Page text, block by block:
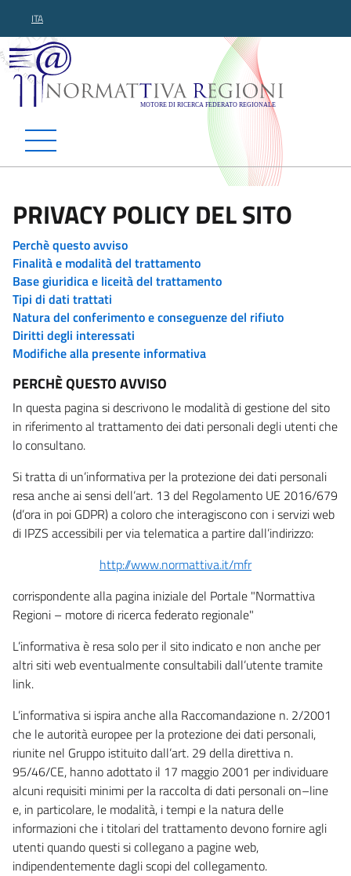
ITA
Normattiva Regioni -
PRIVACY POLICY DEL SITO
Perchè questo avviso
Finalità e modalità del trattamento
Base giuridica e liceità del trattamento
Tipi di dati trattati
Natura del conferimento e conseguenze del rifiuto
Diritti degli interessati
Modifiche alla presente informativa
PERCHÈ QUESTO AVVISO
In questa pagina si descrivono le modalità di gestione del sito
in riferimento al trattamento dei dati personali degli utenti che
lo consultano.
Si tratta di un’informativa per la protezione dei dati personali
resa anche ai sensi dell’art. 13 del Regolamento UE 2016/679
(d’ora in poi GDPR) a coloro che interagiscono con i servizi web
di IPZS accessibili per via telematica a partire dall’indirizzo:
http://www.normattiva.it/mfr
corrispondente alla pagina iniziale del Portale "Normattiva
Regioni – motore di ricerca federato regionale"
L’informativa è resa solo per il sito indicato e non anche per
altri siti web eventualmente consultabili dall’utente tramite
link.
L’informativa si ispira anche alla Raccomandazione n. 2/2001
che le autorità europee per la protezione dei dati personali,
riunite nel Gruppo istituito dall’art. 29 della direttiva n.
95/46/CE, hanno adottato il 17 maggio 2001 per individuare
alcuni requisiti minimi per la raccolta di dati personali on–line
e, in particolare, le modalità, i tempi e la natura delle
informazioni che i titolari del trattamento devono fornire agli
utenti quando questi si collegano a pagine web,
indipendentemente dagli scopi del collegamento.